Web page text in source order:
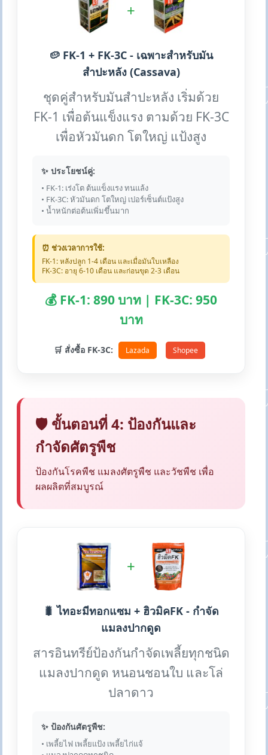
+
🥔 FK-1 + FK-3C - เฉพาะสำหรับมัน
สำปะหลัง (Cassava)
ชุดคู่สำหรับมันสำปะหลัง เริ่มด้วย
FK-1 เพื่อต้นแข็งแรง ตามด้วย FK-3C
เพื่อหัวมันดก โตใหญ่ แป้งสูง
✨ ประโยชน์คู่:
• FK-1: เร่งโต ต้นแข็งแรง ทนแล้ง
• FK-3C: หัวมันดก โตใหญ่ เปอร์เซ็นต์แป้งสูง
• น้ำหนักต่อต้นเพิ่มขึ้นมาก
⏰ ช่วงเวลาการใช้:
FK-1: หลังปลูก 1-4 เดือน และเมื่อมันใบเหลือง
FK-3C: อายุ 6-10 เดือน และก่อนขุด 2-3 เดือน
💰 FK-1: 890 บาท | FK-3C: 950
บาท
🛒 สั่งซื้อ FK-3C: Lazada Shopee
🛡️ ขั้นตอนที่ 4: ป้องกันและ
กำจัดศัตรูพืช
ป้องกันโรคพืช แมลงศัตรูพืช และวัชพืช เพื่อ
ผลผลิตที่สมบูรณ์
+
🐛 ไทอะมีทอกแซม + ฮิวมิคFK - กำจัด
แมลงปากดูด
สารอินทรีย์ป้องกันกำจัดเพลี้ยทุกชนิด
แมลงปากดูด หนอนชอนใบ และโล่
ปลาดาว
✨ ป้องกันศัตรูพืช:
• เพลี้ยไฟ เพลี้ยแป้ง เพลี้ยไก่แจ้